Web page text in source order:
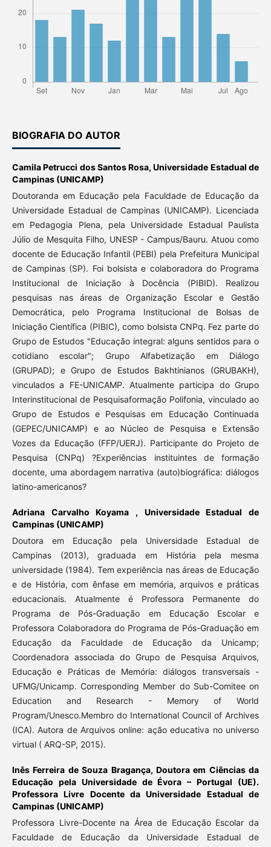
BIOGRAFIA DO AUTOR
Camila Petrucci dos Santos Rosa,Universidade Estadual de
Campinas (UNICAMP)
Doutoranda em Educação pela Faculdade de Educação da
Universidade Estadual de Campinas (UNICAMP). Licenciada
em Pedagogia Plena, pela Universidade Estadual Paulista
Júlio de Mesquita Filho, UNESP - Campus/Bauru. Atuou como
docente de Educação Infantil (PEBI) pela Prefeitura Municipal
de Campinas (SP). Foi bolsista e colaboradora do Programa
Institucional de Iniciação à Docência (PIBID). Realizou
pesquisas nas áreas de Organização Escolar e Gestão
Democrática, pelo Programa Institucional de Bolsas de
Iniciação Científica (PIBIC), como bolsista CNPq. Fez parte do
Grupo de Estudos "Educação integral: alguns sentidos para o
cotidiano escolar"; Grupo Alfabetização em Diálogo
(GRUPAD); e Grupo de Estudos Bakhtinianos (GRUBAKH),
vinculados a FE-UNICAMP. Atualmente participa do Grupo
Interinstitucional de Pesquisaformação Polifonia, vinculado ao
Grupo de Estudos e Pesquisas em Educação Continuada
(GEPEC/UNICAMP) e ao Núcleo de Pesquisa e Extensão
Vozes da Educação (FFP/UERJ). Participante do Projeto de
Pesquisa (CNPq) ?Experiências instituintes de formação
docente, uma abordagem narrativa (auto)biográfica: diálogos
latino-americanos?
Adriana Carvalho Koyama , Universidade Estadual de
Campinas (UNICAMP)
Doutora em Educação pela Universidade Estadual de
Campinas (2013), graduada em História pela mesma
universidade (1984). Tem experiência nas áreas de Educação
e de História, com ênfase em memória, arquivos e práticas
educacionais. Atualmente é Professora Permanente do
Programa de Pós-Graduação em Educação Escolar e
Professora Colaboradora do Programa de Pós-Graduação em
Educação da Faculdade de Educação da Unicamp;
Coordenadora associada do Grupo de Pesquisa Arquivos,
Educação e Práticas de Memória: diálogos transversais -
UFMG/Unicamp. Corresponding Member do Sub-Comitee on
Education and Research - Memory of World
Program/Unesco.Membro do International Council of Archives
(ICA). Autora de Arquivos online: ação educativa no universo
virtual ( ARQ-SP, 2015).
Inês Ferreira de Souza Bragança, Doutora em Ciências da
Educação pela Universidade de Évora – Portugal (UE).
Professora Livre Docente da Universidade Estadual de
Campinas (UNICAMP)
Professora Livre-Docente na Área de Educação Escolar da
Faculdade de Educação da Universidade Estadual de